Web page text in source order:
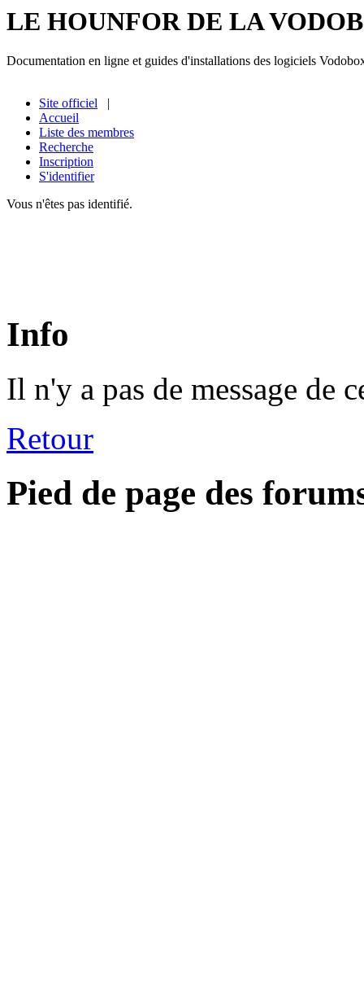
LE HOUNFOR DE LA
Documentation en ligne et guides d'installations des logiciels
Site officiel |
Accueil
Liste des membres
Recherche
Inscription
S'identifier
Vous n'êtes pas identifié.
Info
Il n'y a pas de message de
Retour
Pied de page des